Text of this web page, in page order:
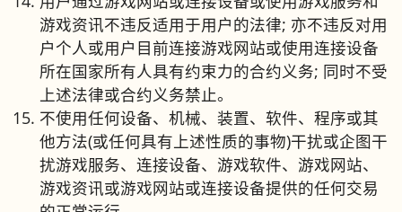
游戏资讯不违反适用于用户的法律; 亦不违反对用
户个人或用户目前连接游戏网站或使用连接设备
所在国家所有人具有约束力的合约义务; 同时不受
上述法律或合约义务禁止。
不使用任何设备、机械、装置、软件、程序或其
他方法(或任何具有上述性质的事物)干扰或企图干
扰游戏服务、连接设备、游戏软件、游戏网站、
游戏资讯或游戏网站或连接设备提供的任何交易